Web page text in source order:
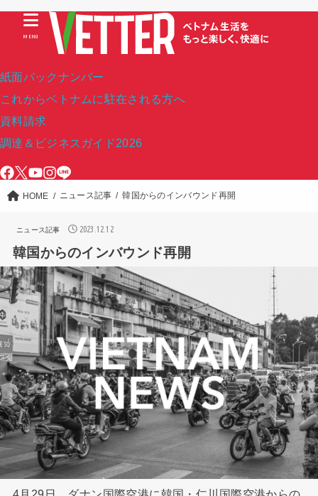
紙面バックナンバー
これからベトナムに駐在される方へ
資料請求
調達＆ビジネスガイド2026
MENU
HOME ニュース記事 韓国からのインバウンド再開
ニュース記事 2023.12.12
韓国からのインバウンド再開